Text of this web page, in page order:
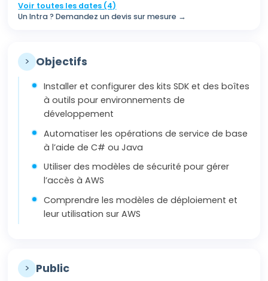
Voir toutes les dates (4)
Un Intra ? Demandez un devis sur mesure →
> Objectifs
Installer et configurer des kits SDK et des boîtes
à outils pour environnements de
développement
Automatiser les opérations de service de base
à l’aide de C# ou Java
Utiliser des modèles de sécurité pour gérer
l’accès à AWS
Comprendre les modèles de déploiement et
leur utilisation sur AWS
> Public